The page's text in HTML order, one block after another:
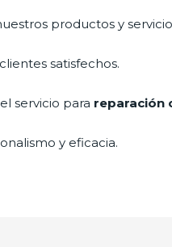
productos y
satisfechos.
servicio para reparación
y eficacia.